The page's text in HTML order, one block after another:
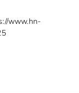
www.hn-